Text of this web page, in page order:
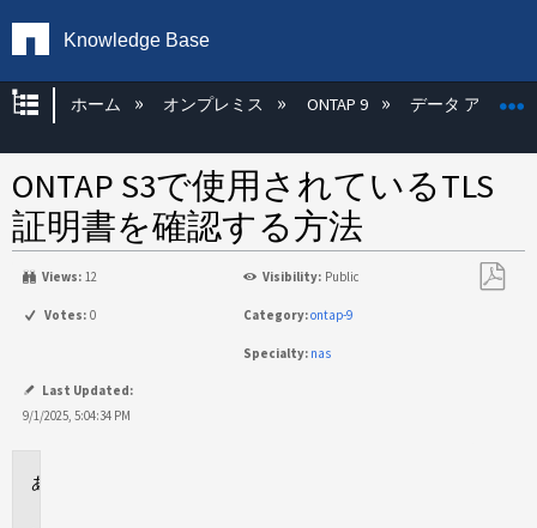
Knowledge Base
グローバル階層を展開/折りたたむ
ホーム オンプレミス ONTAP 9 データ アクセス
ONTAP S3で使用されているTLS
証明書を確認する方法
Views: 12 Visibility: Public
Votes: 0 Category:ontap-9
Specialty: nas
Last Updated:
9/1/2025, 5:04:34 PM